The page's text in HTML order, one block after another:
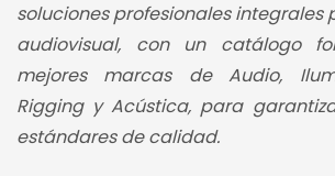
soluciones profesionales integrales
audiovisual, con un catálogo
mejores marcas de Audio,
Rigging y Acústica, para
estándares de calidad.